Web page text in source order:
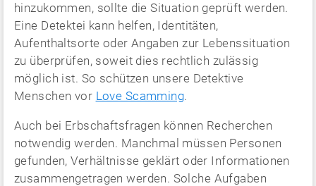
hinzukommen, sollte die Situation geprüft werden.
Eine Detektei kann helfen, Identitäten,
Aufenthaltsorte oder Angaben zur Lebenssituation
zu überprüfen, soweit dies rechtlich zulässig
möglich ist. So schützen unsere Detektive
Menschen vor Love Scamming.
Auch bei Erbschaftsfragen können Recherchen
notwendig werden. Manchmal müssen Personen
gefunden, Verhältnisse geklärt oder Informationen
zusammengetragen werden. Solche Aufgaben